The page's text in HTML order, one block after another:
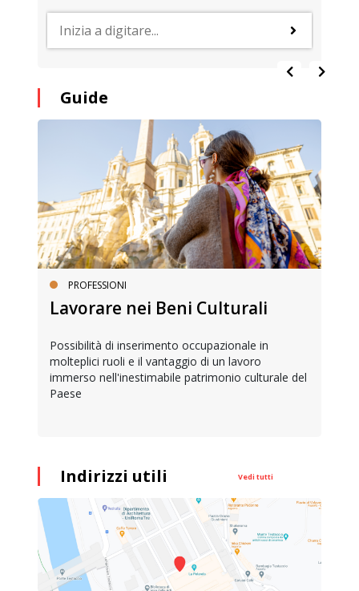
Guide
PROFESSIONI
Lavorare nei Beni Culturali
Possibilità di inserimento occupazionale in
molteplici ruoli e il vantaggio di un lavoro
immerso nell'inestimabile patrimonio culturale del
Paese
Indirizzi utili Vedi tutti